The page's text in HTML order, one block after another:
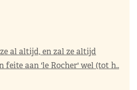
al altijd, en zal ze altijd
feite aan 'le Rocher' wel (tot h..